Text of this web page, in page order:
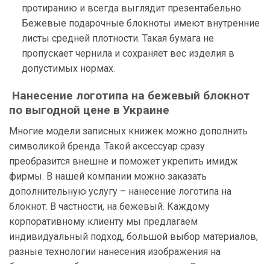
протиранию и всегда выглядит презентабельно.
Бежевые подарочные блокноты имеют внутренние
листы средней плотности. Такая бумага не
пропускает чернила и сохраняет вес изделия в
допустимых нормах.
Нанесение логотипа на бежевый блокнот
по выгодной цене в Украине
Многие модели записных книжек можно дополнить
символикой бренда. Такой аксессуар сразу
преобразится внешне и поможет укрепить имидж
фирмы. В нашей компании можно заказать
дополнительную услугу – нанесение логотипа на
блокнот. В частности, на бежевый. Каждому
корпоративному клиенту мы предлагаем
индивидуальный подход, большой выбор материалов,
разные технологии нанесения изображения на